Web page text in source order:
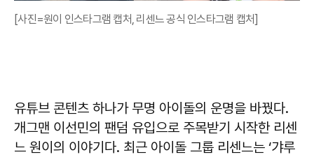
[사진=원이 인스타그램 캡처, 리센느 공식 인스타그램 캡처]
유튜브 콘텐츠 하나가 무명 아이돌의 운명을 바꿨다.
개그맨 이선민의 팬덤 유입으로 주목받기 시작한 리센
느 원이의 이야기다. 최근 아이돌 그룹 리센느는 ‘갸루